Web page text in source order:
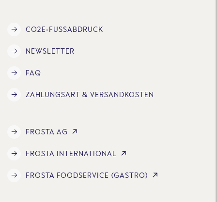
CO2E-FUSSABDRUCK
NEWSLETTER
FAQ
ZAHLUNGSART & VERSANDKOSTEN
FROSTA AG
FROSTA INTERNATIONAL
FROSTA FOODSERVICE (GASTRO)